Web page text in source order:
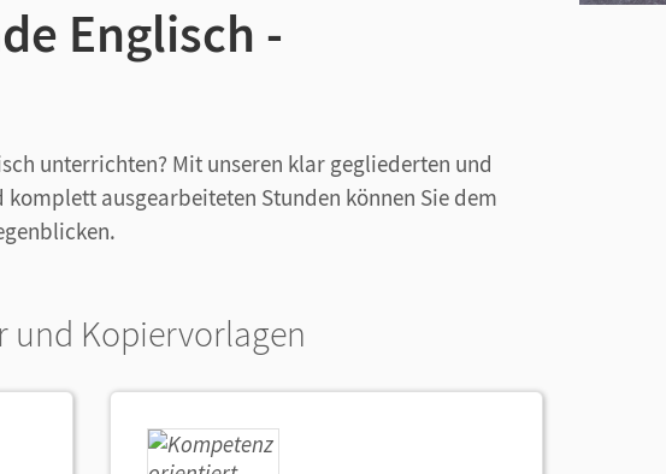
Englisch -
unterrichten? Mit unseren klar gegliederten und
ausgearbeiteten Stunden können Sie dem
und Kopiervorlagen